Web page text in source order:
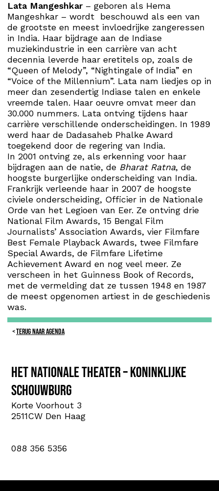
Lata Mangeshkar – geboren als Hema
Mangeshkar – wordt beschouwd als een van
de grootste en meest invloedrijke zangeressen
in India. Haar bijdrage aan de Indiase
muziekindustrie in een carrière van acht
decennia leverde haar eretitels op, zoals de
“Queen of Melody”, “Nightingale of India” en
“Voice of the Millennium”. Lata nam liedjes op in
meer dan zesendertig Indiase talen en enkele
vreemde talen. Haar oeuvre omvat meer dan
30.000 nummers. Lata ontving tijdens haar
carrière verschillende onderscheidingen. In 1989
werd haar de Dadasaheb Phalke Award
toegekend door de regering van India.
In 2001 ontving ze, als erkenning voor haar
bijdragen aan de natie, de Bharat Ratna, de
hoogste burgerlijke onderscheiding van India.
Frankrijk verleende haar in 2007 de hoogste
civiele onderscheiding, Officier in de Nationale
Orde van het Legioen van Eer. Ze ontving drie
National Film Awards, 15 Bengal Film
Journalists’ Association Awards, vier Filmfare
Best Female Playback Awards, twee Filmfare
Special Awards, de Filmfare Lifetime
Achievement Award en nog veel meer. Ze
verscheen in het Guinness Book of Records,
met de vermelding dat ze tussen 1948 en 1987
de meest opgenomen artiest in de geschiedenis
was.
TERUG NAAR AGENDA
Het Nationale Theater – Koninklijke
Schouwburg
Korte Voorhout 3
2511CW Den Haag
088 356 5356